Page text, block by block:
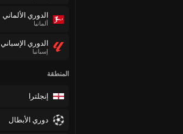
الدوري الألماني
ألمانيا
الدوري الإسباني
إسبانيا
المنطقة
إنجلترا
دوري الأبطال